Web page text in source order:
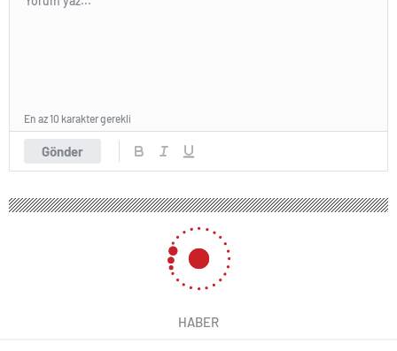
Gönder
En az 10 karakter gerekli
HABER